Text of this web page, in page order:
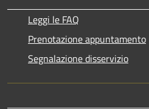
Leggi le FAQ
Prenotazione appuntamento
Segnalazione disservizio